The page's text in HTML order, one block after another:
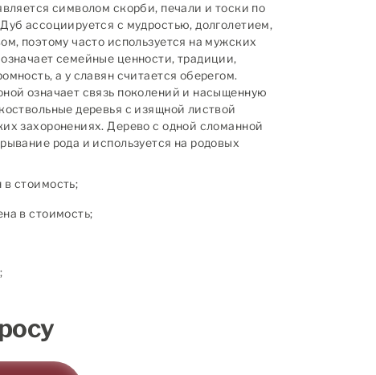
символом скорби, печали и тоски по
ассоциируется с мудростью, долголетием,
поэтому часто используется на мужских
семейные ценности, традиции,
а у славян считается оберегом.
означает связь поколений и насыщенную
деревья с изящной листвой
захоронениях. Дерево с одной сломанной
рода и используется на родовых
стоимость;
в стоимость;